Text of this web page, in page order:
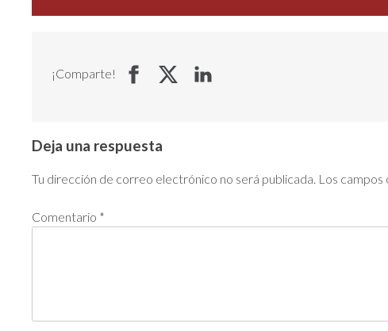
¡Comparte!
Deja una respuesta
Tu dirección de correo electrónico no será publicada. Los campos
Comentario *